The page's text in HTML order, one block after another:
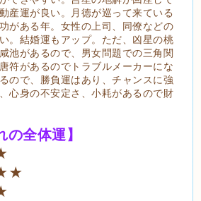
産運が良い。月徳が巡って来ている
がある年。女性の上司、同僚などの
。結婚運もアップ。ただ、凶星の桃
池があるので、男女問題での三角関
符があるのでトラブルメーカーにな
ので、勝負運はあり、チャンスに強
心身の不安定さ、小耗があるので財
の全体運】